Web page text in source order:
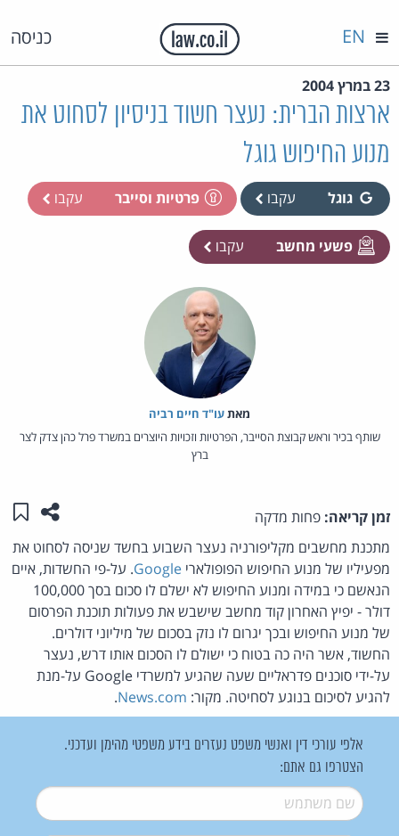
כניסה EN
23 במרץ 2004
ארצות הברית: נעצר חשוד בניסיון לסחוט את
מנוע החיפוש גוגל
גוגל עקבו פרטיות וסייבר עקבו
פשעי מחשב עקבו
מאת‏עו"ד חיים רביה
שותף בכיר וראש קבוצת הסייבר, הפרטיות וזכויות היוצרים במשרד פרל כהן צדק לצר
ברץ
זמן קריאה: פחות מדקה שתפו
מתכנת מחשבים מקליפורניה נעצר השבוע בחשד שניסה לסחוט את
מפעיליו של מנוע החיפוש הפופולארי Google. על-פי החשדות, איים
הנאשם כי במידה ומנוע החיפוש לא ישלם לו סכום בסך 100,000
דולר - יפיץ האחרון קוד מחשב שישבש את פעולות תוכנת הפרסום
של מנוע החיפוש ובכך יגרום לו נזק בסכום של מיליוני דולרים.
החשוד, אשר היה כה בטוח כי ישולם לו הסכום אותו דרש, נעצר
על-ידי סוכנים פדראליים שעה שהגיע למשרדי Google על-מנת
להגיע לסיכום בנוגע לסחיטה. מקור: News.com
.
אלפי עורכי דין ואנשי משפט נעזרים בידע משפטי מהימן ועדכני.
הצטרפו גם אתם:
שם משתמש*